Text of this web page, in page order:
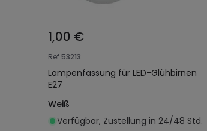
1,00 €
Ref 53213
Lampenfassung für LED-Glühbirnen
E27
Weiß
Verfügbar, Zustellung in 24/48 Std.